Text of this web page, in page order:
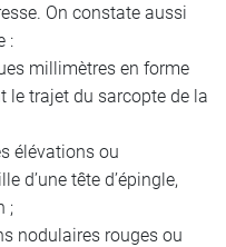
On constate aussi
:
millimètres en forme
le trajet du sarcopte de la
élévations ou
d’une tête d’épingle,
;
nodulaires rouges ou